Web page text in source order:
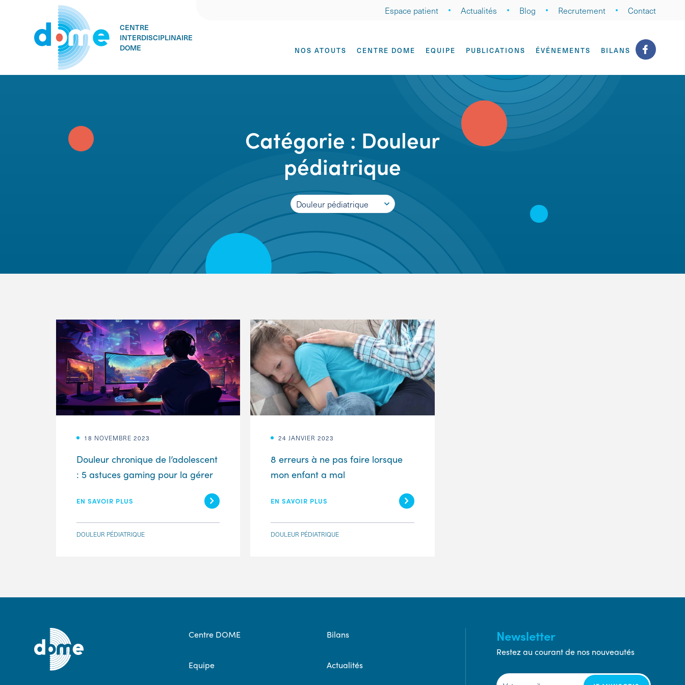
CENTRE
INTERDISCIPLINAIRE
DOME
Espace patient Actualités Blog Recrutement Contact
NOS ATOUTS CENTRE DOME EQUIPE PUBLICATIONS ÉVÉNEMENTS BILANS
Catégorie : Douleur
pédiatrique
Douleur pédiatrique
18 NOVEMBRE 2023
Douleur chronique de l’adolescent
: 5 astuces gaming pour la gérer
EN SAVOIR PLUS
DOULEUR PÉDIATRIQUE
24 JANVIER 2023
8 erreurs à ne pas faire lorsque
mon enfant a mal
EN SAVOIR PLUS
DOULEUR PÉDIATRIQUE
Centre DOME
Equipe
Bilans
Actualités
Newsletter
Restez au courant de nos nouveautés